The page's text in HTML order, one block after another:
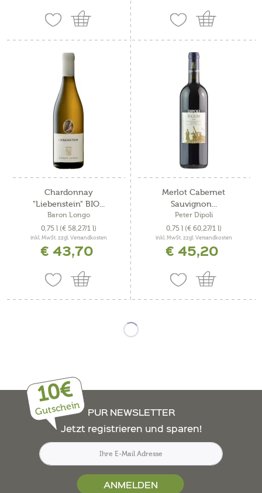
Chardonnay
"Liebenstein" BIO...
Baron Longo
0,75 l (€ 58,27/1 l)
inkl. MwSt. zzgl. Versandkosten
€ 43,70
Merlot Cabernet
Sauvignon...
Peter Dipoli
0,75 l (€ 60,27/1 l)
inkl. MwSt. zzgl. Versandkosten
€ 45,20
10€
Gutschein
PUR NEWSLETTER
Jetzt registrieren und sparen!
ANMELDEN